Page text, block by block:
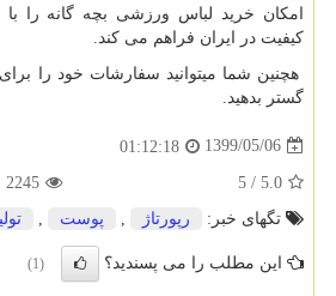
امکان خرید لباس ورزشی بچه گانه را
کیفیت در ایران فراهم می کند.
هچنین شما میتوانید سفارشات خود را
گستر بدهید.
1399/05/06
01:12:18
5.0
/
5
2245
تگهای خبر:
رپورتاژ پوست
این مطلب را می پسندید؟ (1)